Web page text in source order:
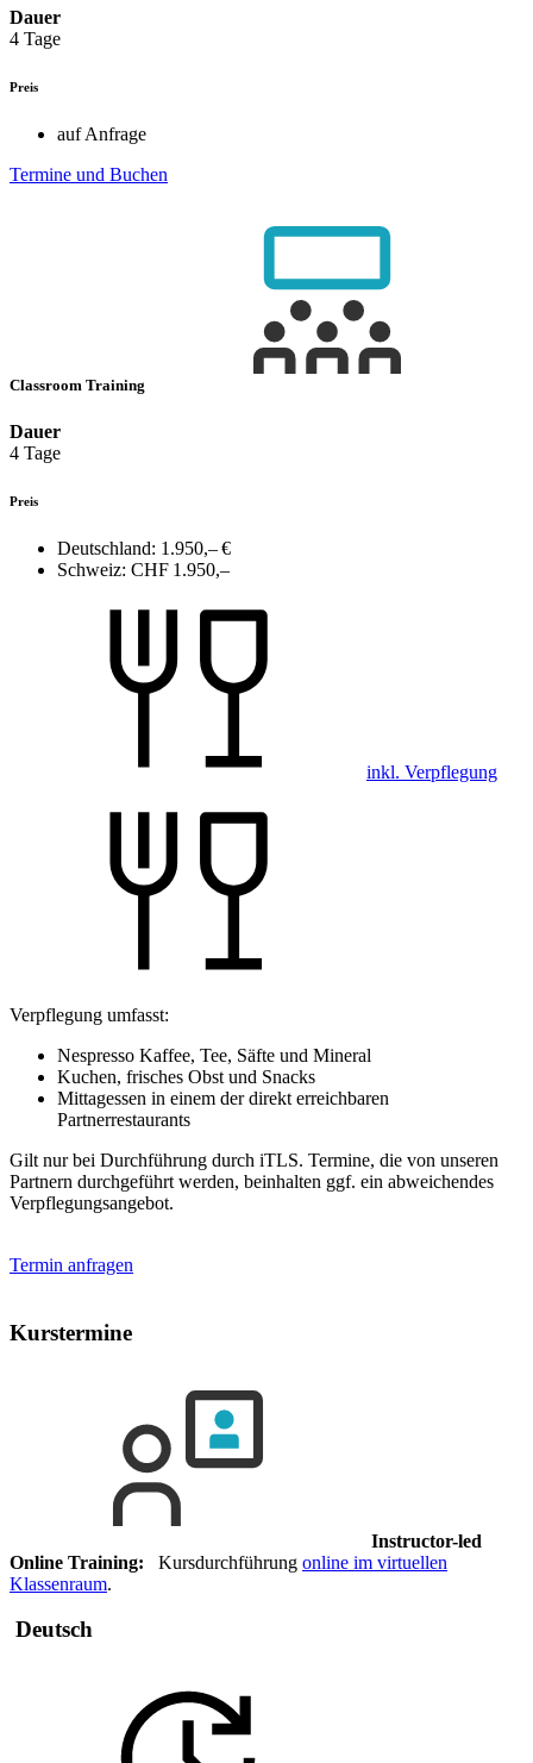
Dauer
4 Tage
Preis
auf Anfrage
Termine und Buchen
Classroom Training
Dauer
4 Tage
Preis
Deutschland: 1.950,– €
Schweiz: CHF 1.950,–
inkl. Verpflegung
Verpflegung umfasst:
Nespresso Kaffee, Tee, Säfte und Mineral
Kuchen, frisches Obst und Snacks
Mittagessen in einem der direkt erreichbaren
Partnerrestaurants
Gilt nur bei Durchführung durch iTLS. Termine, die von unseren
Partnern durchgeführt werden, beinhalten ggf. ein abweichendes
Verpflegungsangebot.
Termin anfragen
Kurstermine
Instructor-led
Online Training: Kursdurchführung online im virtuellen
Klassenraum.
Deutsch